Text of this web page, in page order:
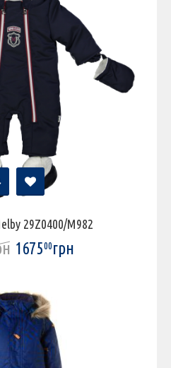
29Z0400/M982
167500грн